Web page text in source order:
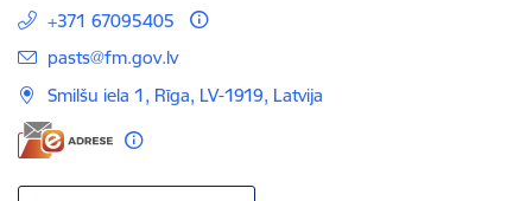
+371 67095405
E-pasts:
pasts@fm.gov.lv
Smilšu iela 1, Rīga, LV-1919, Latvija